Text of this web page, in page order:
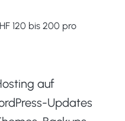
120 bis 200 pro
auf
Updates